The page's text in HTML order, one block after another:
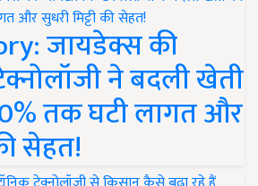
जायडेक्स की
ने बदली खेती
तक घटी लागत और
सेहत!